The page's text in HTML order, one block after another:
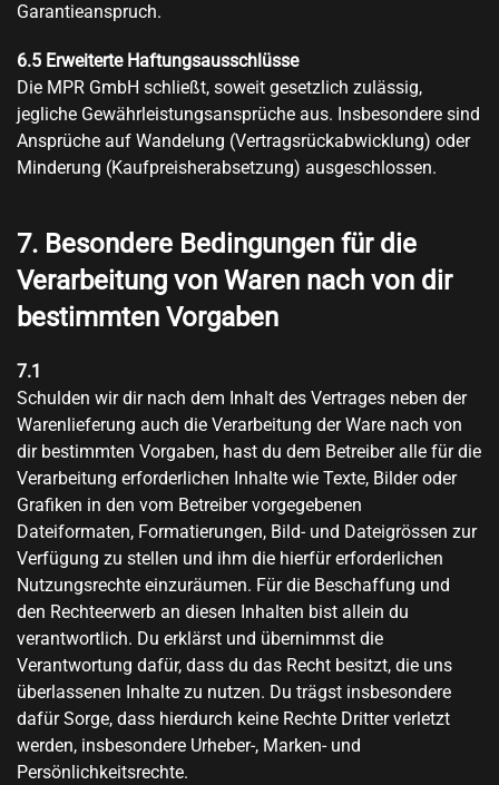
Garantieanspruch.
6.5 Erweiterte Haftungsausschlüsse
Die MPR GmbH schließt, soweit gesetzlich zulässig,
jegliche Gewährleistungsansprüche aus. Insbesondere sind
Ansprüche auf Wandelung (Vertragsrückabwicklung) oder
Minderung (Kaufpreisherabsetzung) ausgeschlossen.
7. Besondere Bedingungen für die
Verarbeitung von Waren nach von dir
bestimmten Vorgaben
7.1
Schulden wir dir nach dem Inhalt des Vertrages neben der
Warenlieferung auch die Verarbeitung der Ware nach von
dir bestimmten Vorgaben, hast du dem Betreiber alle für die
Verarbeitung erforderlichen Inhalte wie Texte, Bilder oder
Grafiken in den vom Betreiber vorgegebenen
Dateiformaten, Formatierungen, Bild- und Dateigrössen zur
Verfügung zu stellen und ihm die hierfür erforderlichen
Nutzungsrechte einzuräumen. Für die Beschaffung und
den Rechteerwerb an diesen Inhalten bist allein du
verantwortlich. Du erklärst und übernimmst die
Verantwortung dafür, dass du das Recht besitzt, die uns
überlassenen Inhalte zu nutzen. Du trägst insbesondere
dafür Sorge, dass hierdurch keine Rechte Dritter verletzt
werden, insbesondere Urheber-, Marken- und
Persönlichkeitsrechte.